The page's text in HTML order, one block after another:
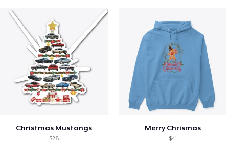
Christmas Mustangs
$28
Merry Chrismas
$41